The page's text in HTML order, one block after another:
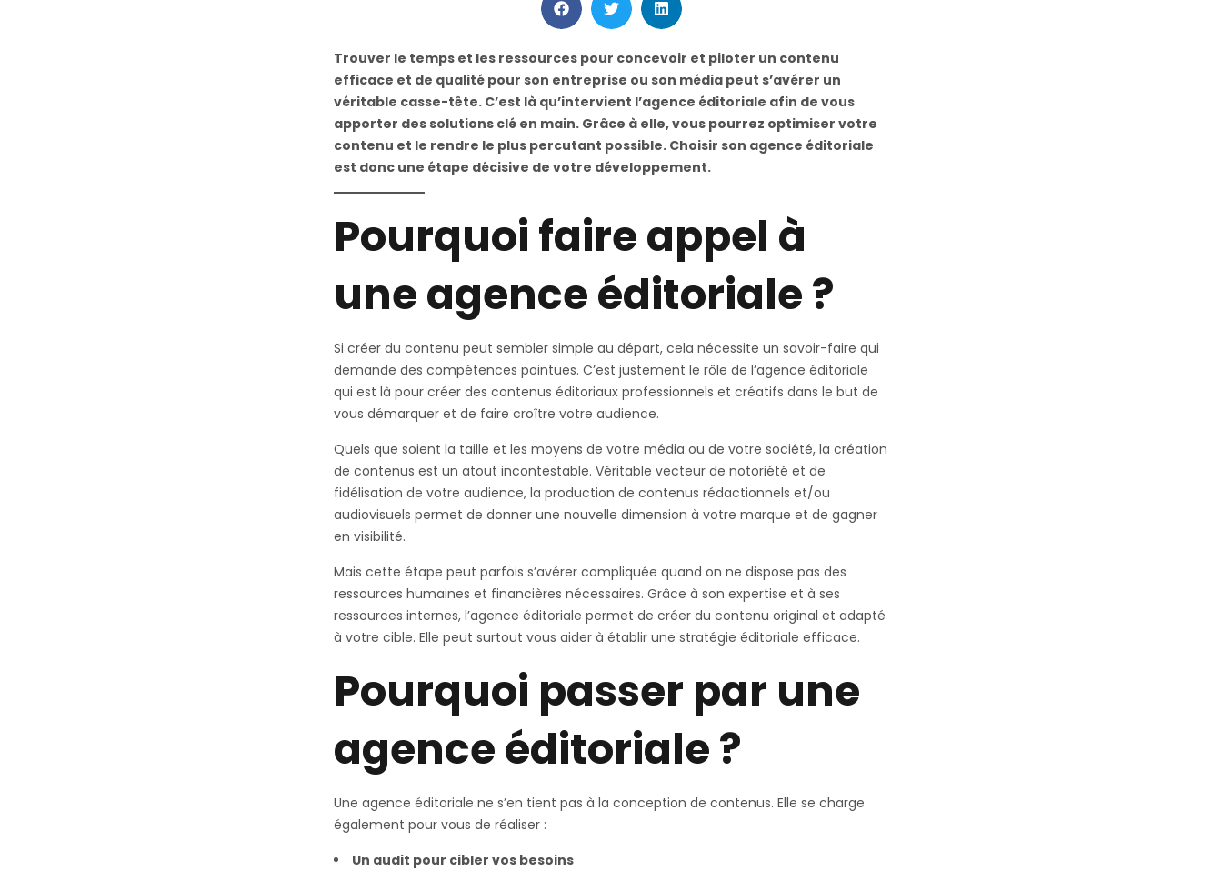
Trouver le temps et les ressources pour concevoir et piloter un contenu
efficace et de qualité pour son entreprise ou son média peut s’avérer un
véritable casse-tête. C’est là qu’intervient l’agence éditoriale afin de vous
apporter des solutions clé en main. Grâce à elle, vous pourrez optimiser votre
contenu et le rendre le plus percutant possible. Choisir son agence éditoriale
est donc une étape décisive de votre développement.
Pourquoi faire appel à
une agence éditoriale ?
Si créer du contenu peut sembler simple au départ, cela nécessite un savoir-faire qui
demande des compétences pointues. C’est justement le rôle de l’agence éditoriale
qui est là pour créer des contenus éditoriaux professionnels et créatifs dans le but de
vous démarquer et de faire croître votre audience.
Quels que soient la taille et les moyens de votre média ou de votre société, la création
de contenus est un atout incontestable. Véritable vecteur de notoriété et de
fidélisation de votre audience, la production de contenus rédactionnels et/ou
audiovisuels permet de donner une nouvelle dimension à votre marque et de gagner
en visibilité.
Mais cette étape peut parfois s’avérer compliquée quand on ne dispose pas des
ressources humaines et financières nécessaires. Grâce à son expertise et à ses
ressources internes, l’agence éditoriale permet de créer du contenu original et adapté
à votre cible. Elle peut surtout vous aider à établir une stratégie éditoriale efficace.
Pourquoi passer par une
agence éditoriale ?
Une agence éditoriale ne s’en tient pas à la conception de contenus. Elle se charge
également pour vous de réaliser :
Un audit pour cibler vos besoins